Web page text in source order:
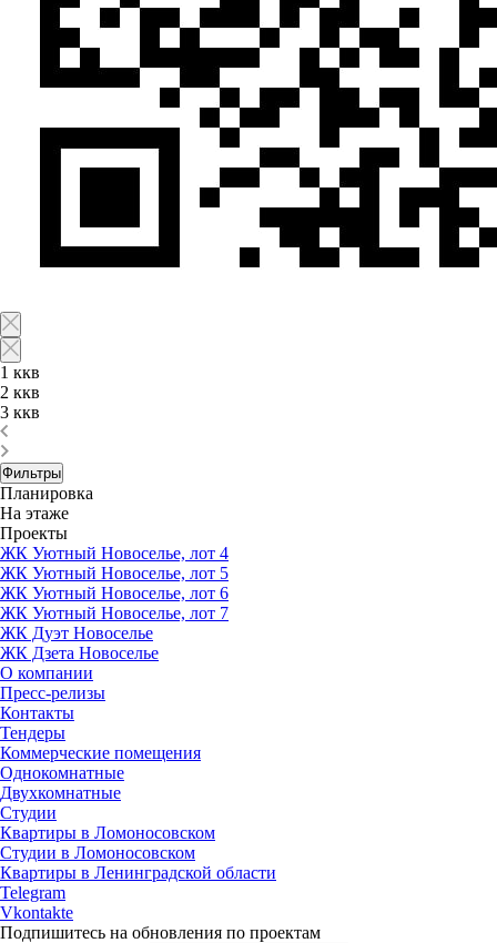
1 ккв
2 ккв
3 ккв
Фильтры
Планировка
На этаже
Проекты
ЖК Уютный Новоселье, лот 4
ЖК Уютный Новоселье, лот 5
ЖК Уютный Новоселье, лот 6
ЖК Уютный Новоселье, лот 7
ЖК Дуэт Новоселье
ЖК Дзета Новоселье
О компании
Пресс-релизы
Контакты
Тендеры
Коммерческие помещения
Однокомнатные
Двухкомнатные
Студии
Квартиры в Ломоносовском
Студии в Ломоносовском
Квартиры в Ленинградской области
Telegram
Vkontakte
Подпишитесь на обновления по проектам